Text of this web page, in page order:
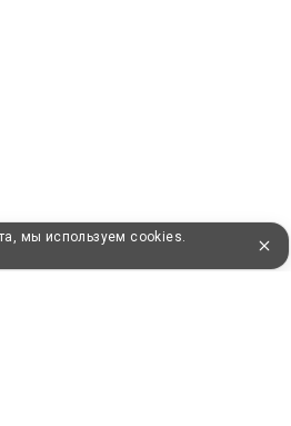
мы используем cookies.